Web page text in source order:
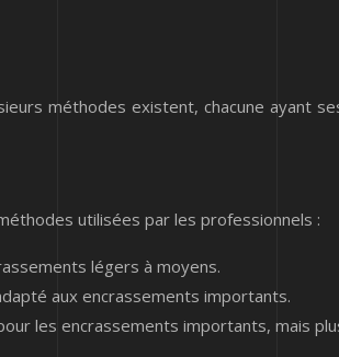
méthodes existent, chacune ayant
utilisées par les professionnels :
légers à moyens.
aux encrassements importants.
les encrassements importants, mais